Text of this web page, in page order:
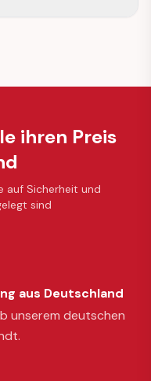
ihren Preis
auf Sicherheit und
sind
aus Deutschland
unserem deutschen